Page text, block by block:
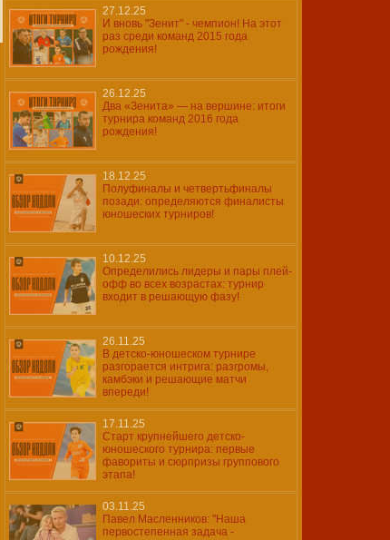
27.12.25
И вновь "Зенит" - чемпион! На этот
раз среди команд 2015 года
рождения!
26.12.25
Два «Зенита» — на вершине: итоги
турнира команд 2016 года
рождения!
18.12.25
Полуфиналы и четвертьфиналы
позади: определяются финалисты
юношеских турниров!
10.12.25
Определились лидеры и пары плей-
офф во всех возрастах: турнир
входит в решающую фазу!
26.11.25
В детско-юношеском турнире
разгорается интрига: разгромы,
камбэки и решающие матчи
впереди!
17.11.25
Старт крупнейшего детско-
юношеского турнира: первые
фавориты и сюрпризы группового
этапа!
03.11.25
Павел Масленников: "Наша
первостепенная задача -